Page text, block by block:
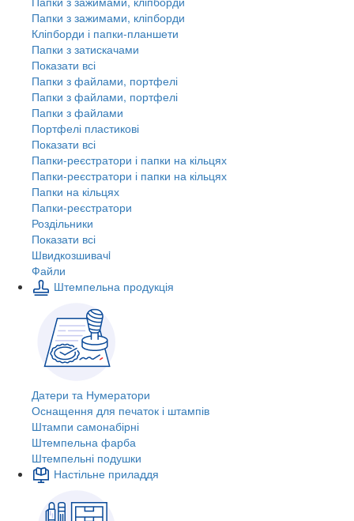
Папки з зажимами, кліпборди
Кліпборди і папки-планшети
Папки з затискачами
Показати всі
Папки з файлами, портфелі
Папки з файлами, портфелі
Папки з файлами
Портфелі пластикові
Показати всі
Папки-реєстратори і папки на кільцях
Папки-реєстратори і папки на кільцях
Папки на кільцях
Папки-реєстратори
Роздільники
Показати всі
Швидкозшивачi
Файли
Штемпельна продукція
Датери та Нумератори
Оснащення для печаток і штампів
Штампи самонабірні
Штемпельна фарба
Штемпельні подушки
Настільне приладдя